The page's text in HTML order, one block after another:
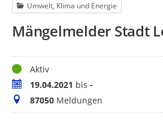
Umwelt, Klima und Energie
Mängelmelder Stadt
StatusAktiv
Zeitraum19.04.2021 bis -
Meldungen
87050 Meldungen